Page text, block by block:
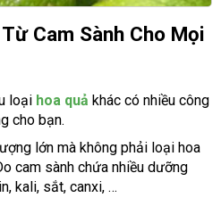
Cam Sành Cho Mọi
loại hoa quả khác có nhiều công
cho bạn.
lớn mà không phải loại hoa
cam sành chứa nhiều dưỡng
kali, sắt, canxi, …